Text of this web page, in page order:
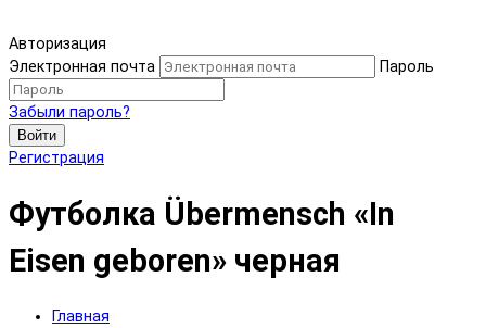
Авторизация
Электронная почта
Пароль
Забыли пароль?
Войти
Регистрация
Футболка Übermensch «In
Eisen geboren» черная
Главная